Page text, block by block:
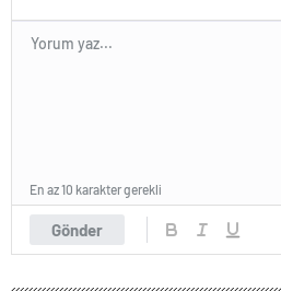
Gönder
En az 10 karakter gerekli